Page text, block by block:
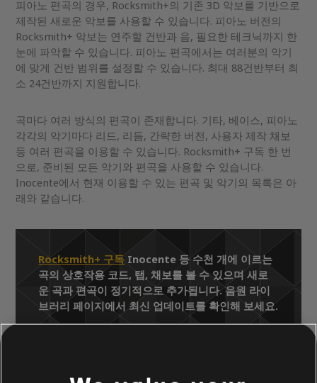
피아노 편곡의 경우, Rocksmith+의 기존 3D 악보를 기반으로
제작된 새로운 악보를 사용할 수 있습니다. 피아노 버전의
Rocksmith+ 악보는 연주할 건반과 음, 필요한 테크닉까지 한
눈에 파악할 수 있습니다. 피아노 편곡에서는 여러분의 악기
에 맞게 건반 범위를 설정할 수 있습니다. 최대 88건반부터 최
소 24건반까지 지원합니다.
곡마다 여러 방식의 편곡이 존재합니다. 기타, 베이스, 피아노
각각의 악기마다 리드, 리듬, 간략한 버전, 사용자 제작 채보
등 여러 편곡을 이용할 수 있습니다. Rocksmith+ 구독 한 번
으로, 준비된 모든 악기와 편곡을 사용할 수 있습니다.
Inocente에서 현재 이용할 수 있는 편곡 및 악기의 목록은 아
래와 같습니다.
Rocksmith+ 구독Inocente 등 수천 개에 이르는
곡의 상호작용 코드, 탭, 채보를 볼 수 있으며 새로
운 곡과 편곡이 정기적으로 추가됩니다. 음원 라이
브러리 페이지에서 최신 업데이트를 확인해 보세요.